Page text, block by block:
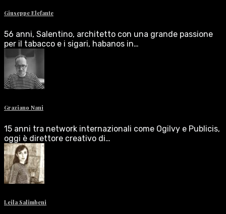
Giuseppe Elefante
56 anni, Salentino, architetto con una grande passione
per il tabacco e i sigari, habanos in…
Graziano Nani
15 anni tra network internazionali come Ogilvy e Publicis,
oggi è direttore creativo di…
Leila Salimbeni